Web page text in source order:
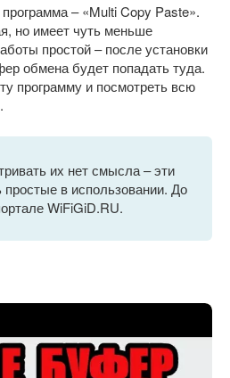
– «Multi Copy Paste».
но имеет чуть меньше
простой – после установки
обмена будет попадать туда.
программу и посмотреть всю
их нет смысла – эти
в использовании. До
WiFiGiD.RU.